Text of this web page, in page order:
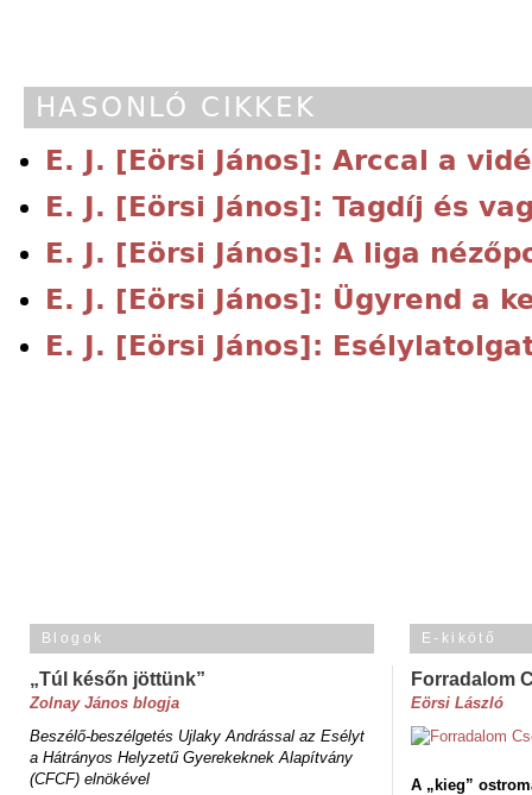
HASONLÓ CIKKEK
E. J. [Eörsi János]: Arccal a
E. J. [Eörsi János]: Tagdíj és
E. J. [Eörsi János]: A liga
E. J. [Eörsi János]: Ügyrend a
E. J. [Eörsi János]:
Blogok
„Túl későn jöttünk”
Zolnay János blogja
Beszélő-beszélgetés Ujlaky Andrással az Esélyt
a Hátrányos Helyzetű Gyerekeknek Alapítvány
(CFCF) elnökével
E-kikötő
Forradalom
Eörsi László
A „kieg”